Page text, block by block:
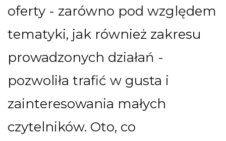
oferty - zarówno pod względem
tematyki, jak również zakresu
prowadzonych działań -
pozwoliła trafić w gusta i
zainteresowania małych
czytelników. Oto, co